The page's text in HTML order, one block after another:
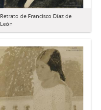
Retrato de Francisco Díaz de
León